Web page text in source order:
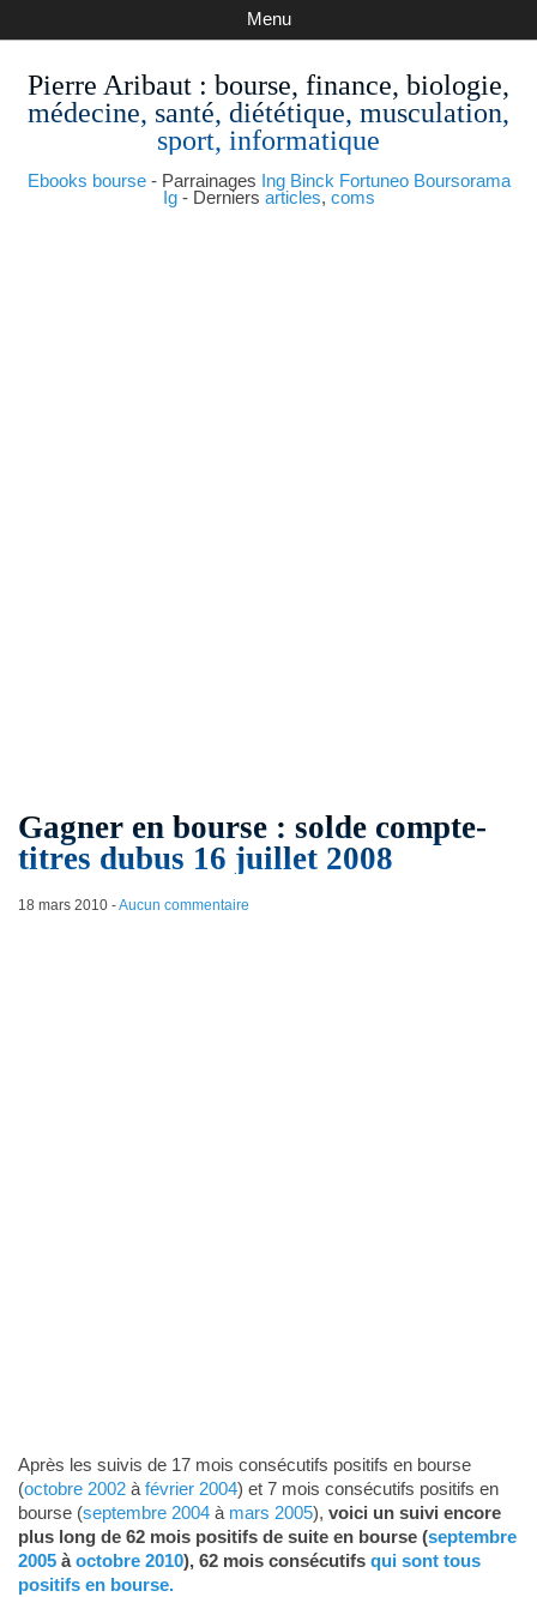
Pierre Aribaut : bourse, finance, biologie,
médecine, santé, diététique, musculation,
sport, informatique
Ebooks bourse- Parrainages Ing Binck Fortuneo Boursorama
Ig- Derniers articles, coms
Menu
Gagner en bourse : solde compte-
titres dubus 16 juillet 2008
18 mars 2010-Aucun commentaire
Après les suivis de 17 mois consécutifs positifs en bourse
(octobre 2002à février 2004) et 7 mois consécutifs positifs en
bourse (septembre 2004à mars 2005), voici un suivi encore
plus long de 62 mois positifs de suite en bourse (septembre
2005àoctobre 2010), 62 mois consécutifs qui sont tous
positifs en bourse.